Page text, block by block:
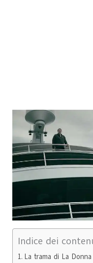
Indice dei
La trama di La